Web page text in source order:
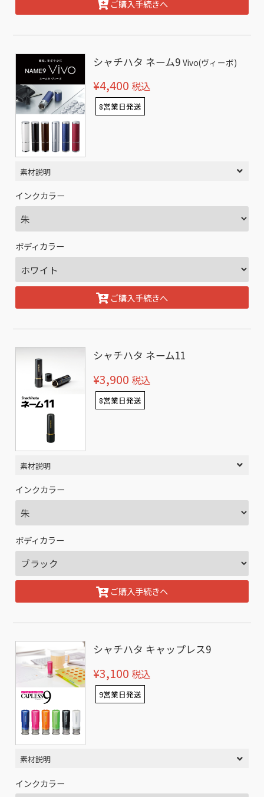
ご購入手続きへ
シャチハタ ネーム9Vivo(ヴィーボ)
¥4,400 税込
8営業日発送
素材説明
インクカラー
ボディカラー
ご購入手続きへ
シャチハタ ネーム11
¥3,900 税込
8営業日発送
素材説明
インクカラー
ボディカラー
ご購入手続きへ
シャチハタ キャップレス9
¥3,100 税込
9営業日発送
素材説明
インクカラー